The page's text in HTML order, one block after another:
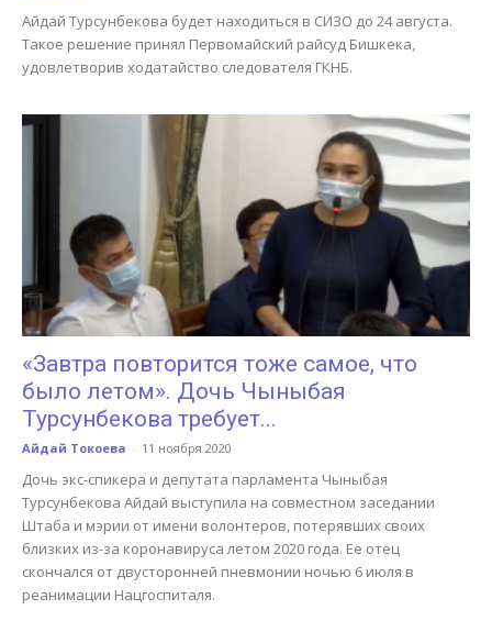
Айдай Турсунбекова будет находиться в СИЗО до 24 августа.
Такое решение принял Первомайский райсуд Бишкека,
удовлетворив ходатайство следователя ГКНБ.
«Завтра повторится тоже самое, что
было летом». Дочь Чыныбая
Турсунбекова требует...
Айдай Токоева - 11 ноября 2020
Дочь экс-спикера и депутата парламента Чыныбая
Турсунбекова Айдай выступила на совместном заседании
Штаба и мэрии от имени волонтеров, потерявших своих
близких из-за коронавируса летом 2020 года. Ее отец
скончался от двусторонней пневмонии ночью 6 июля в
реанимации Нацгоспиталя.